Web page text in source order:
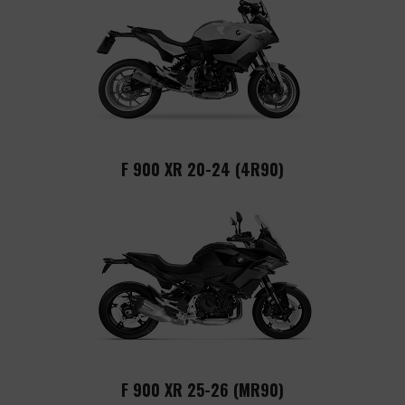
F 900 XR 20-24 (4R90)
F 900 XR 25-26 (MR90)